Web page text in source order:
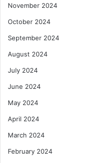
November 2024
October 2024
September 2024
August 2024
July 2024
June 2024
May 2024
April 2024
March 2024
February 2024